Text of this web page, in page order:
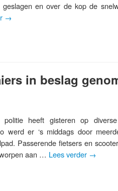
en over de kop de
→
in beslag
heeft gisteren op
werd er ‘s middags door
Passerende fietsers en
aan … Lees verder →